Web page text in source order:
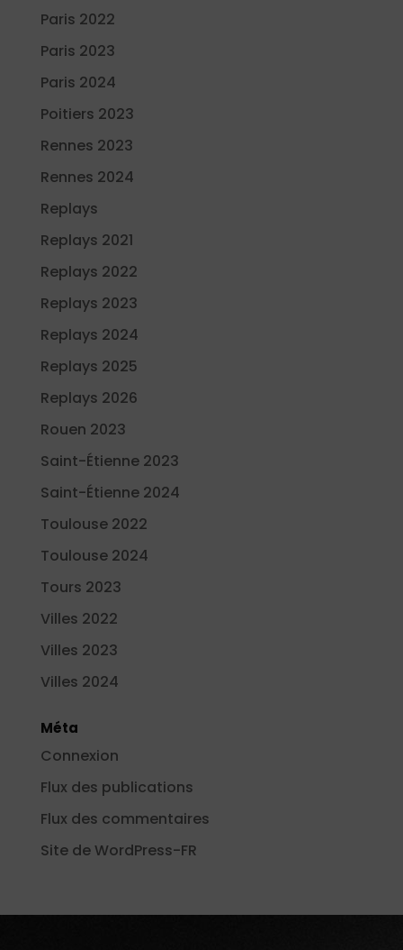
Paris 2022
Paris 2023
Paris 2024
Poitiers 2023
Rennes 2023
Rennes 2024
Replays
Replays 2021
Replays 2022
Replays 2023
Replays 2024
Replays 2025
Replays 2026
Rouen 2023
Saint-Étienne 2023
Saint-Étienne 2024
Toulouse 2022
Toulouse 2024
Tours 2023
Villes 2022
Villes 2023
Villes 2024
Méta
Connexion
Flux des publications
Flux des commentaires
Site de WordPress-FR